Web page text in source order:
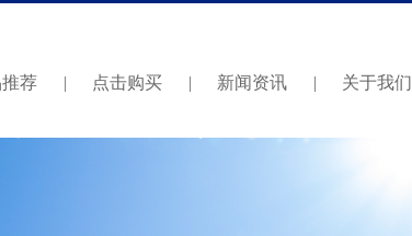
荐 | 点击购买 | 新闻资讯 | 关于我们